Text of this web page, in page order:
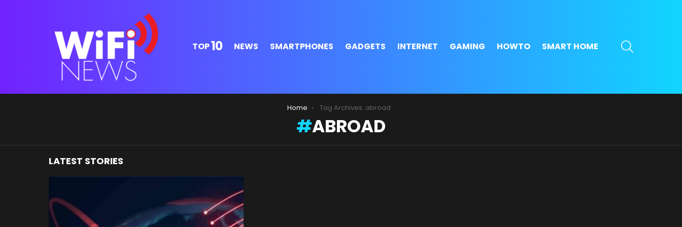
TOP10 NEWS SMARTPHONES GADGETS INTERNET GAMING HOWTO SMART HOME
Home Tag Archives: abroad
ABROAD
LATEST STORIES